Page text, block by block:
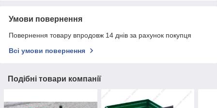
Умови повернення
Повернення товару впродовж 14 днів за рахунок покупця
Всі умови повернення
Подібні товари компанії